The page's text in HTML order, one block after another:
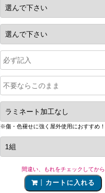
※傷・色褪せに強く屋外使用におすすめ！
間違い、もれをチェックしてから
カートに入れる